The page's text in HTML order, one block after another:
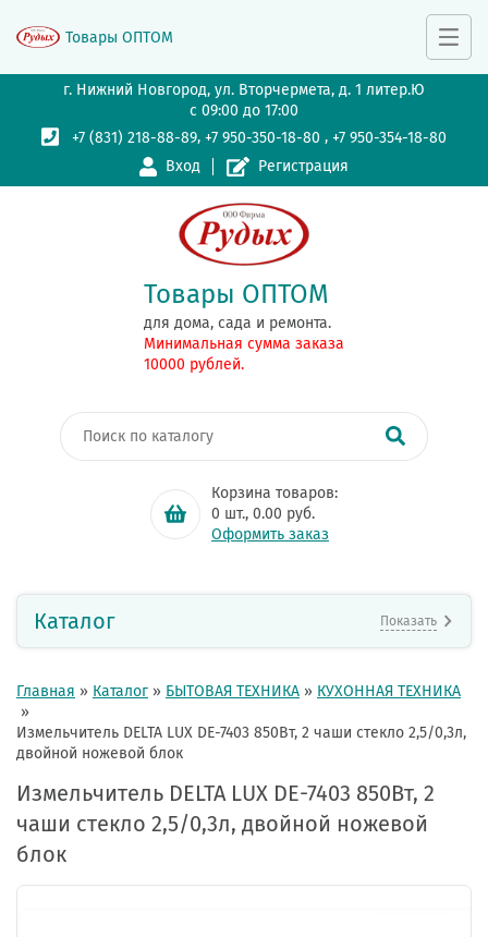
г. Нижний Новгород, ул. Вторчермета, д. 1 литер.Ю
с 09:00 до 17:00
+7 (831) 218-88-89,+7 950-350-18-80 ,+7 950-354-18-80
Вход
Регистрация
Товары ОПТОМ
для дома, сада и ремонта.
Минимальная сумма заказа
10000 рублей.
Корзина товаров:
0 шт., 0.00 руб.
Оформить заказ
Товары ОПТОМ
Каталог Показать
Главная » Каталог » БЫТОВАЯ ТЕХНИКА » КУХОННАЯ ТЕХНИКА
»
Измельчитель DELTA LUX DE-7403 850Вт, 2 чаши стекло 2,5/0,3л,
двойной ножевой блок
Измельчитель DELTA LUX DE-7403 850Вт, 2
чаши стекло 2,5/0,3л, двойной ножевой
блок